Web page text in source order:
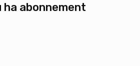
ha abonnement